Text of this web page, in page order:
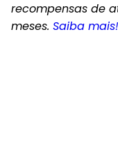
recompensas de
meses. Saiba mais!